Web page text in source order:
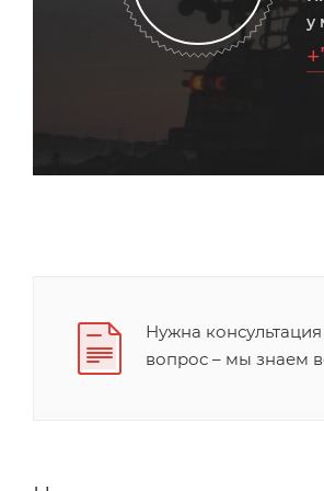
у
Нужна
вопрос – мы знаем